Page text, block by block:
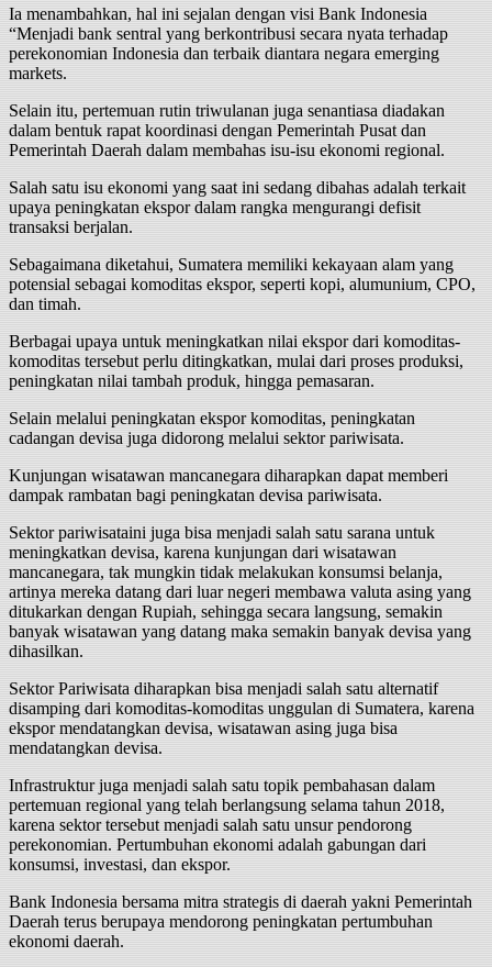
Ia menambahkan, hal ini sejalan dengan visi Bank Indonesia
“Menjadi bank sentral yang berkontribusi secara nyata terhadap
perekonomian Indonesia dan terbaik diantara negara emerging
markets.
Selain itu, pertemuan rutin triwulanan juga senantiasa diadakan
dalam bentuk rapat koordinasi dengan Pemerintah Pusat dan
Pemerintah Daerah dalam membahas isu-isu ekonomi regional.
Salah satu isu ekonomi yang saat ini sedang dibahas adalah terkait
upaya peningkatan ekspor dalam rangka mengurangi defisit
transaksi berjalan.
Sebagaimana diketahui, Sumatera memiliki kekayaan alam yang
potensial sebagai komoditas ekspor, seperti kopi, alumunium, CPO,
dan timah.
Berbagai upaya untuk meningkatkan nilai ekspor dari komoditas-
komoditas tersebut perlu ditingkatkan, mulai dari proses produksi,
peningkatan nilai tambah produk, hingga pemasaran.
Selain melalui peningkatan ekspor komoditas, peningkatan
cadangan devisa juga didorong melalui sektor pariwisata.
Kunjungan wisatawan mancanegara diharapkan dapat memberi
dampak rambatan bagi peningkatan devisa pariwisata.
Sektor pariwisataini juga bisa menjadi salah satu sarana untuk
meningkatkan devisa, karena kunjungan dari wisatawan
mancanegara, tak mungkin tidak melakukan konsumsi belanja,
artinya mereka datang dari luar negeri membawa valuta asing yang
ditukarkan dengan Rupiah, sehingga secara langsung, semakin
banyak wisatawan yang datang maka semakin banyak devisa yang
dihasilkan.
Sektor Pariwisata diharapkan bisa menjadi salah satu alternatif
disamping dari komoditas-komoditas unggulan di Sumatera, karena
ekspor mendatangkan devisa, wisatawan asing juga bisa
mendatangkan devisa.
Infrastruktur juga menjadi salah satu topik pembahasan dalam
pertemuan regional yang telah berlangsung selama tahun 2018,
karena sektor tersebut menjadi salah satu unsur pendorong
perekonomian. Pertumbuhan ekonomi adalah gabungan dari
konsumsi, investasi, dan ekspor.
Bank Indonesia bersama mitra strategis di daerah yakni Pemerintah
Daerah terus berupaya mendorong peningkatan pertumbuhan
ekonomi daerah.